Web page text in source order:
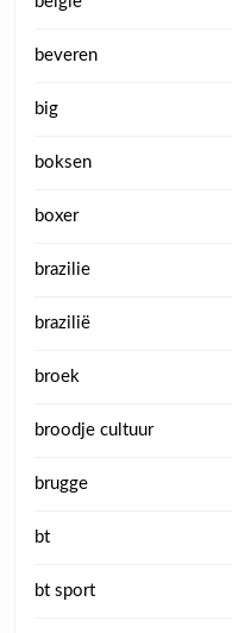
beveren
big
boksen
boxer
brazilie
brazilië
broek
broodje cultuur
brugge
bt
bt sport